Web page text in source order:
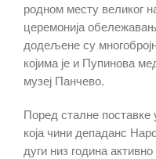
родном месту великог
церемонија
додељене су
којима је и Пупинова
музеј Панчево.
Поред сталне поставке
која чини депаданс
дуги низ година